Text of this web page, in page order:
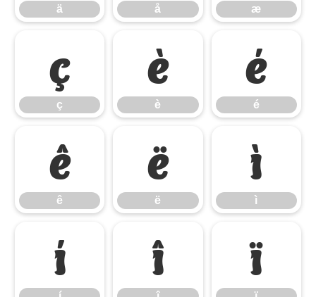
ä å æ
ç
ç
è
è
é
é
ê
ê
ë
ë
ì
ì
í î ï